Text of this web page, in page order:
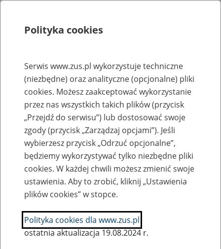
Struktura ZUS
Wyszukiwarka oddziałów ZUS
Nie wiesz gdzie jest zlokalizowany oddział lub
jednostka ZUS? Skorzystaj z wyszukiwarki:
Wyszukaj oddział ZUS
właściwy dla miejsca wystawienia zaświadczenia lekarskiego,
Wpisz kod pocztowy:
Polityka cookies
Serwis www.zus.pl wykorzystuje techniczne
(niezbędne) oraz analityczne (opcjonalne) pliki
cookies. Możesz zaakceptować wykorzystanie
przez nas wszystkich takich plików (przycisk
„Przejdź do serwisu”) lub dostosować swoje
zgody (przycisk „Zarządzaj opcjami”). Jeśli
wybierzesz przycisk „Odrzuć opcjonalne”,
będziemy wykorzystywać tylko niezbędne pliki
cookies. W każdej chwili możesz zmienić swoje
ustawienia. Aby to zrobić, kliknij „Ustawienia
plików cookies” w stopce.
Polityka cookies dla www.zus.pl
ostatnia aktualizacja 19.08.2024 r.